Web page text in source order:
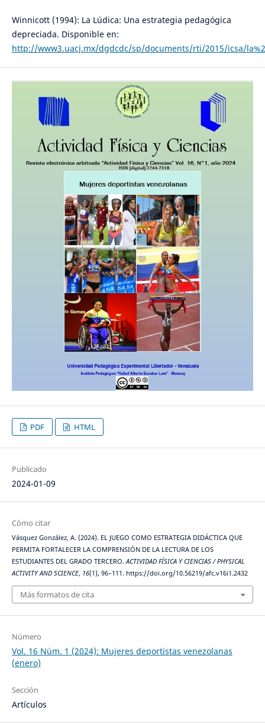
Winnicott (1994): La Lúdica: Una estrategia pedagógica
depreciada. Disponible en:
http://www3.uacj.mx/dgdcdc/sp/documents/rti/2015/icsa/
PDF HTML
Publicado
2024-01-09
Cómo citar
Vásquez González, A. (2024). EL JUEGO COMO ESTRATEGIA DIDÁCTICA QUE
PERMITA FORTALECER LA COMPRENSIÓN DE LA LECTURA DE LOS
ESTUDIANTES DEL GRADO TERCERO.ACTIVIDAD FÍSICA Y CIENCIAS / PHYSICAL
ACTIVITY AND SCIENCE, 16(1), 96–111. https://doi.org/10.56219/afc.v16i1.2432
Más formatos de cita
Número
Vol. 16 Núm. 1 (2024): Mujeres deportistas venezolanas
(enero)
Sección
Artículos